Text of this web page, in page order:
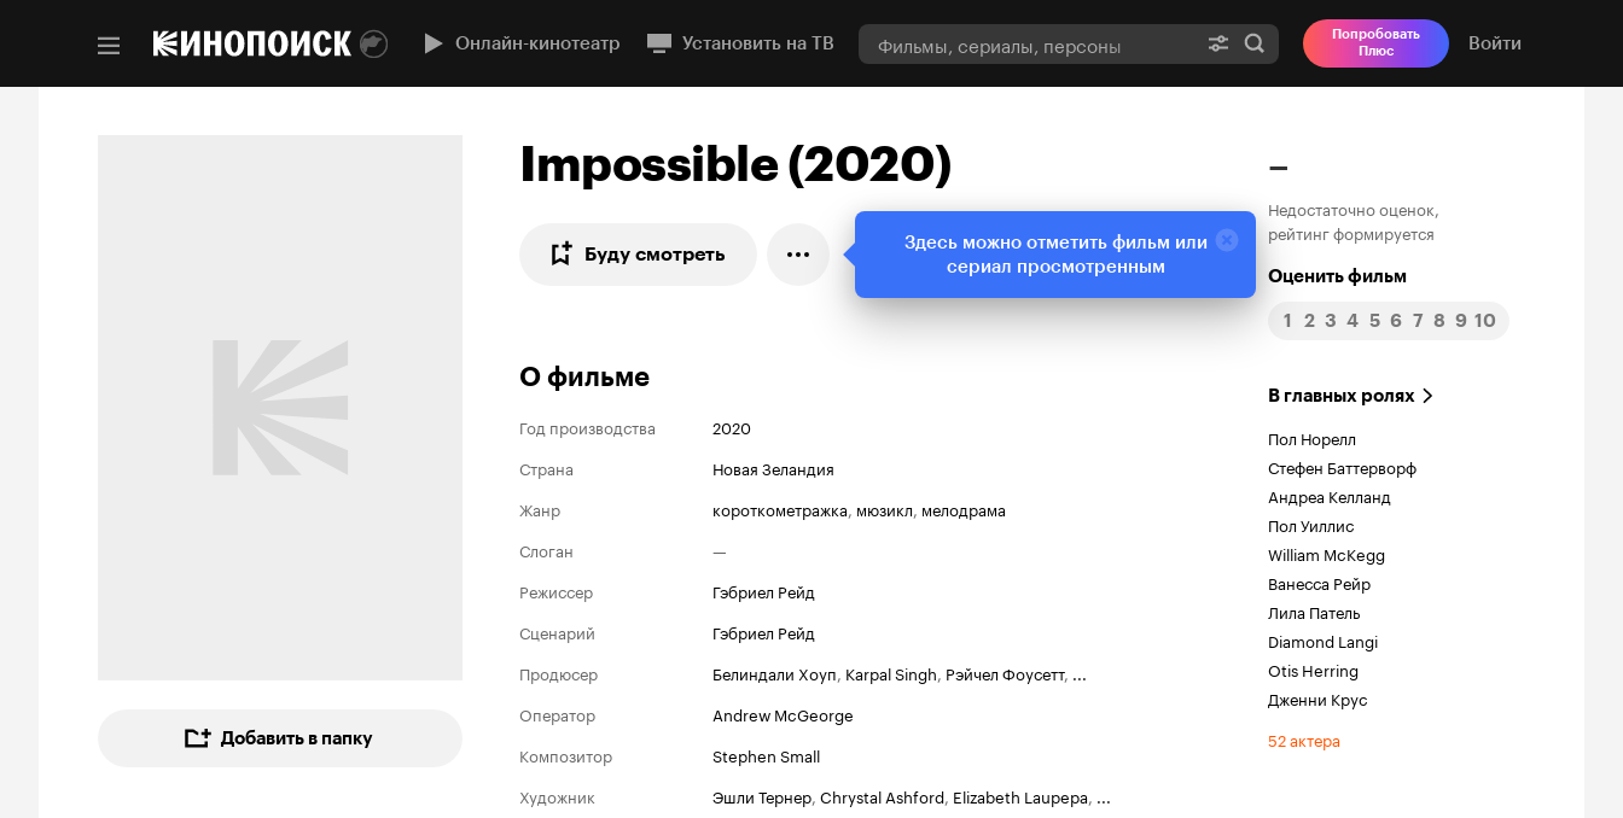
Онлайн-кинотеатр Установить на ТВ
Попробовать
Плюс
Войти
Добавить в папку
Impossible (2020)
Буду смотреть
–
Недостаточно оценок,
рейтинг формируется
Оценить фильм
1 2 3 4 5 6 7 8 9 10
О фильме
Год производства
2020
Страна
Новая Зеландия
Жанр
короткометражка, мюзикл, мелодрама
Слоган
—
Режиссер
Гэбриел Рейд
Сценарий
Гэбриел Рейд
Продюсер
Белиндали Хоуп, Karpal Singh, Рэйчел Фоусетт, ...
Оператор
Andrew McGeorge
Композитор
Stephen Small
Художник
Эшли Тернер, Chrystal Ashford, Elizabeth Laupepa, ...
В главных ролях
Пол Норелл
Стефен Баттерворф
Андреа Келланд
Пол Уиллис
William McKegg
Ванесса Рейр
Лила Патель
Diamond Langi
Otis Herring
Дженни Крус
52 актера
Здесь можно отметить фильм или
сериал просмотренным